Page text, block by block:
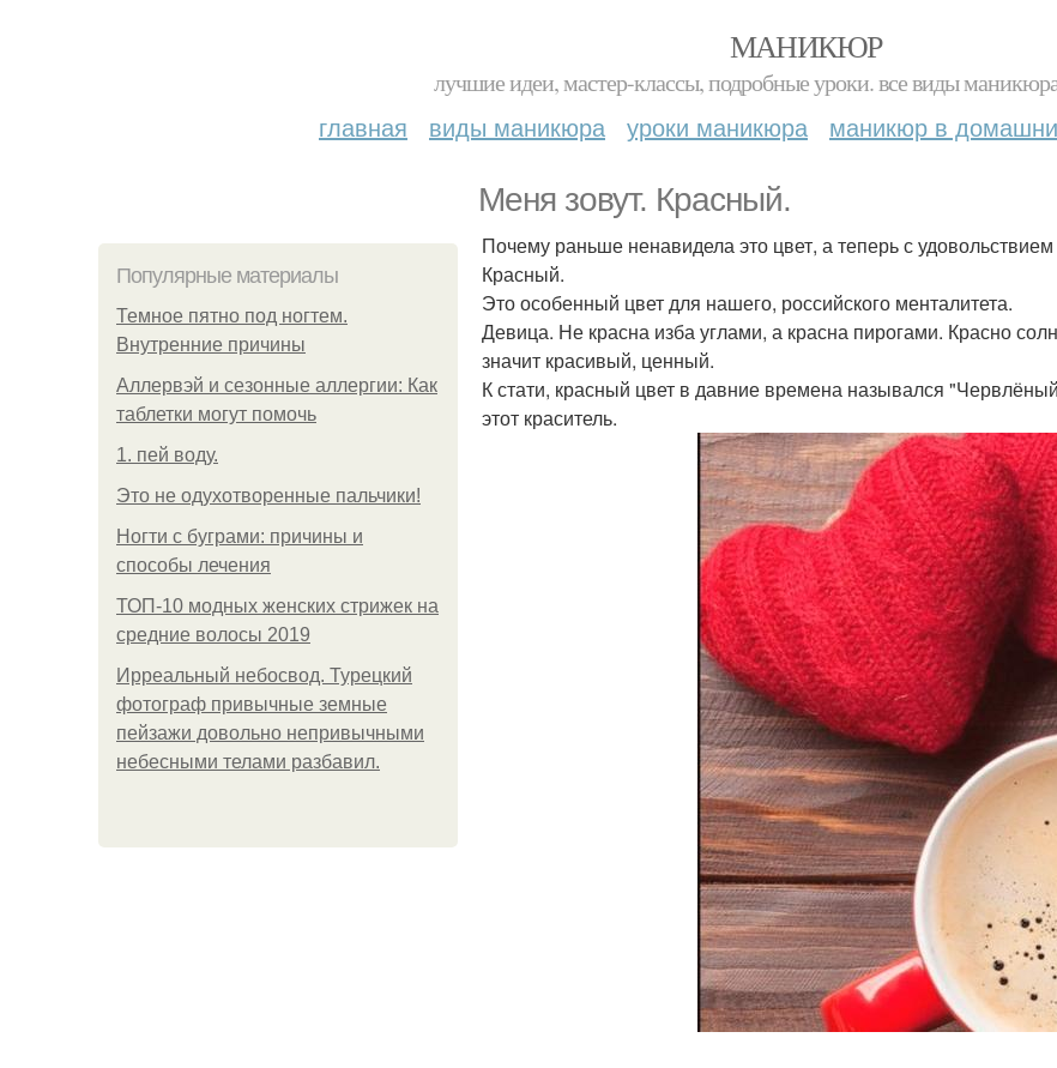
МАНИКЮР
лучшие идеи, мастер-классы, подробные уроки. все виды
главная виды маникюра уроки маникюра маникюр в
Меня зовут. Красный.
Популярные материалы
Темное пятно под ногтем.
Внутренние причины
Аллервэй и сезонные аллергии: Как
таблетки могут помочь
1. пей воду.
Это не одухотворенные пальчики!
Ногти с буграми: причины и
способы лечения
ТОП-10 модных женских стрижек на
средние волосы 2019
Ирреальный небосвод. Турецкий
фотограф привычные земные
пейзажи довольно непривычными
небесными телами разбавил.
Почему раньше ненавидела это цвет, а теперь с
Красный.
Это особенный цвет для нашего, российского менталитета.
Девица. Не красна изба углами, а красна пирогами. Красно
значит красивый, ценный.
К стати, красный цвет в давние времена назывался
этот краситель.